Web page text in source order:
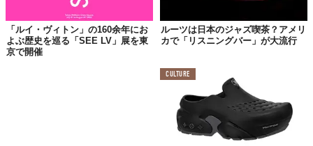
ハリウッドから
「ルイ・ヴィトン」の160余年にお
よぶ歴史を巡る「SEE LV」展を東
京で開催
ルーツは日本のジャズ喫茶？アメリ
カで「リスニングバー」が大流行
CULTURE